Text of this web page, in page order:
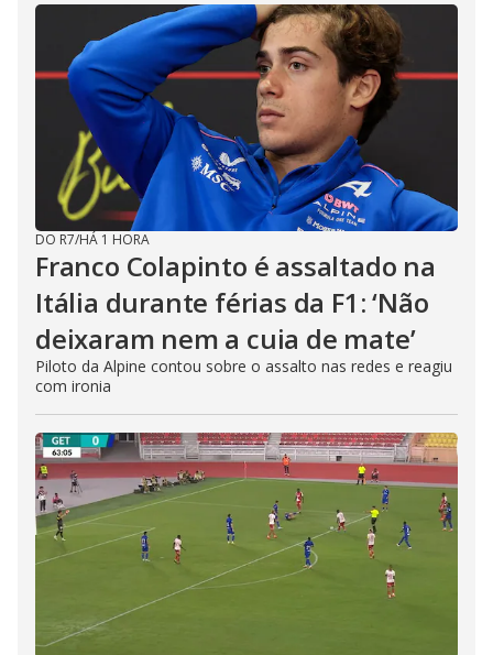
DO R7/HÁ 1 HORA
Franco Colapinto é assaltado na
Itália durante férias da F1: ‘Não
deixaram nem a cuia de mate’
Piloto da Alpine contou sobre o assalto nas redes e reagiu
com ironia